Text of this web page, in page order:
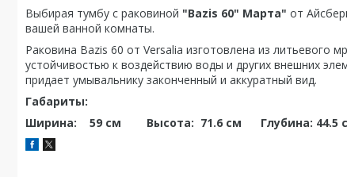
Выбирая тумбу с раковиной "Bazis 60" Марта" от
вашей ванной комнаты.
Раковина Bazis 60 от Versalia изготовлена из литьевого
устойчивостью к воздействию воды и других внешних
придает умывальнику законченный и аккуратный вид.
Габариты:
Ширина: 59 см Высота: 71.6 см Глубина: 44.5